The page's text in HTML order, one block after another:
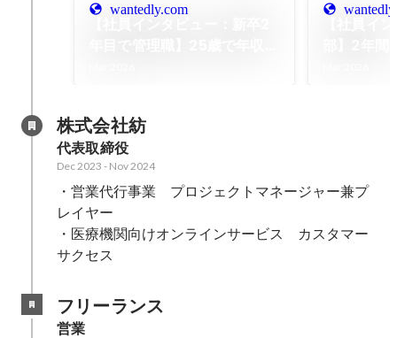
wantedly.com
株式会社紡
代表取締役
Dec 2023 - Nov 2024
・営業代行事業　プロジェクトマネージャー兼プ
レイヤー
・医療機関向けオンラインサービス　カスタマー
サクセス
フリーランス
営業